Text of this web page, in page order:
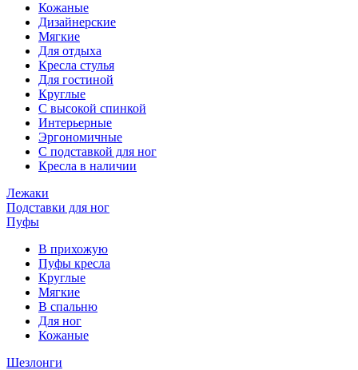
Кожаные
Дизайнерские
Мягкие
Для отдыха
Кресла стулья
Для гостиной
Круглые
С высокой спинкой
Интерьерные
Эргономичные
С подставкой для ног
Кресла в наличии
Лежаки
Подставки для ног
Пуфы
В прихожую
Пуфы кресла
Круглые
Мягкие
В спальню
Для ног
Кожаные
Шезлонги